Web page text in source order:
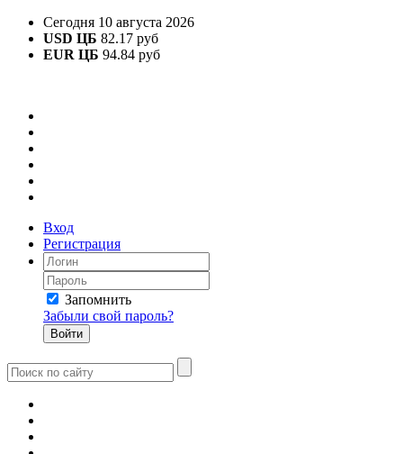
Сегодня 10 августа 2026
USD ЦБ 82.17 руб
EUR ЦБ 94.84 руб
Вход
Регистрация
Запомнить
Забыли свой пароль?